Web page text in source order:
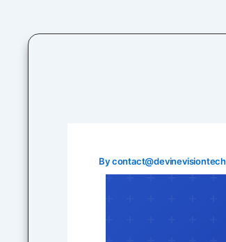
By